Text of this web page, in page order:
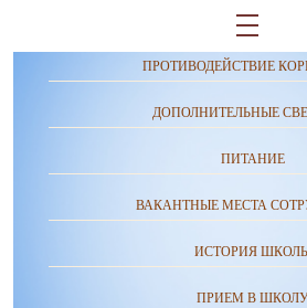
ОБРАЩЕНИЯ
ПРОТИВОДЕЙСТВИЕ
ДОПОЛНИТЕЛЬНЫЕ
ПИТАНИЕ
ВАКАНТНЫЕ МЕСТА
ИСТОРИЯ
ПРИЕМ В